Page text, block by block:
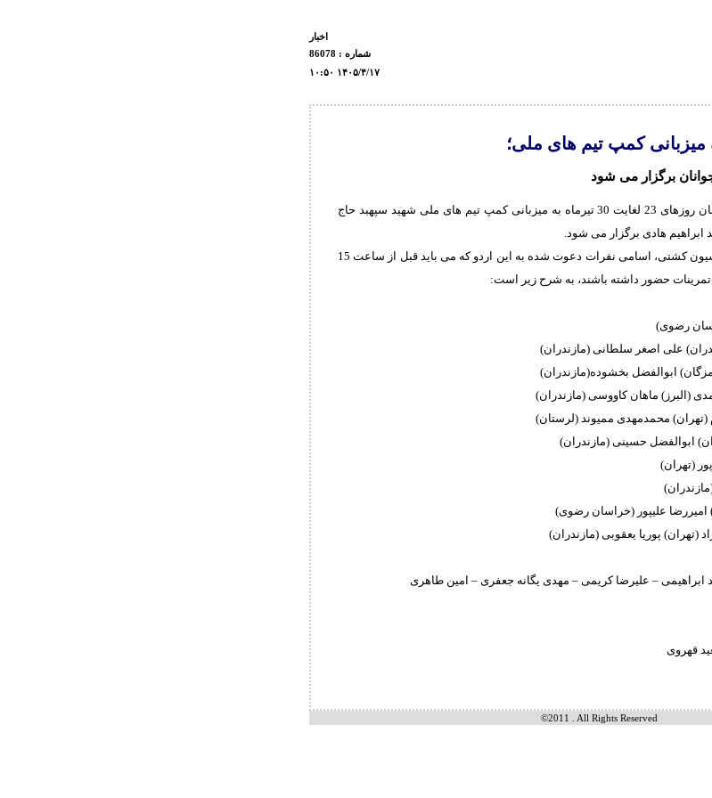
اخبار
شماره : 86078
۱۰:۵۰ ۱۴۰۵/۴/۱۷
برگزار می شود
اردوی تیم ملی کشتی آزاد جوانان روزهای 23 لغایت 30 تیرماه به میزبانی کمپ تیم های ملی شهید سپهبد حاج
هادی برگزار می شود.
به گزارش روابط عمومی فدراسیون کشتی، اسامی نفرات دعوت شده به این اردو که می باید قبل از ساعت 15
ابراهیمی – علیرضا کریمی – مهدی یگانه جعفری – امین طاهری
قهروی
©2011 . All Rights Reserved